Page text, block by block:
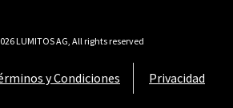
y Condiciones Privacidad
LUMITOS AG, All rights reserved